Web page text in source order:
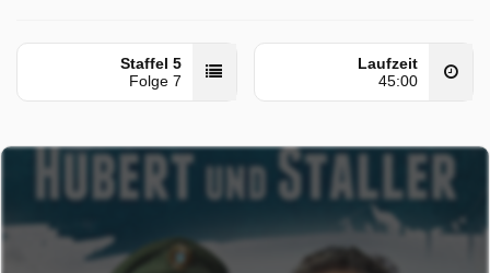
den Totengräber der Gemeinde. Er war offenbar nachts
beim Arbeiten überrascht und mit einem kräftigen Schlag
auf den Kopf in die Grube befördert worden. Am Tatort
finden lediglich eine zerquetschte Zigarettenpackung und
einen Notizzettel mit dem Firmenlogo von Bestattungen
Heller. Bestatter Thomas Heller und dessen sympathische
Sekretärin Luise Schmidt können jedoch bei der Suche
nach dem Täter nicht weiterhelfen. Laut Luise war Alfred
Staffel 5
Folge 7
Laufzeit
45:00